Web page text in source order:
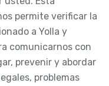
permite verificar la
a Yolla y
comunicarnos con
prevenir y abordar
problemas